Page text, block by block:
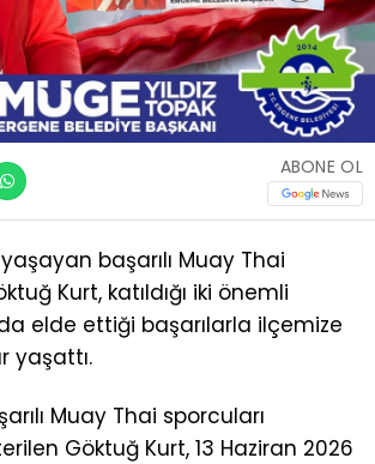
ABONE OL
başarılı Muay Thai
Kurt, katıldığı iki önemli
elde ettiği başarılarla ilçemize
yaşattı.
Muay Thai sporcuları
Göktuğ Kurt, 13 Haziran 2026